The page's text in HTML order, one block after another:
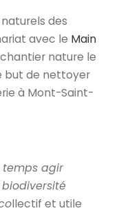
des
avec le Main
nature le
but de nettoyer
à Mont-Saint-
temps agir
llectif et utile